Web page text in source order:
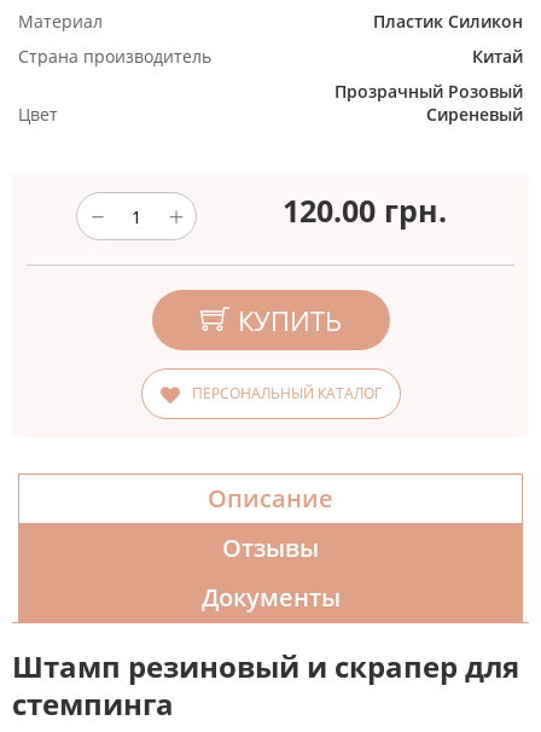
Материал
Пластик Силикон
Страна производитель
Китай
Цвет
Прозрачный Розовый
Сиреневый
120.00 грн.
КУПИТЬ
ПЕРСОНАЛЬНЫЙ КАТАЛОГ
Описание
Отзывы
Документы
Штамп резиновый и скрапер для
стемпинга